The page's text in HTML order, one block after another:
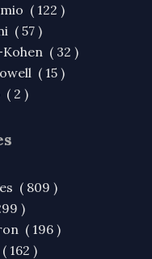
( 122 )
( 57 )
( 32 )
( 15 )
2 )
( 809 )
)
( 196 )
162 )